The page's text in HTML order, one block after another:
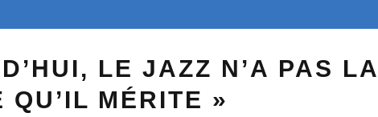
LE JAZZ N’A PAS LA
MÉRITE »